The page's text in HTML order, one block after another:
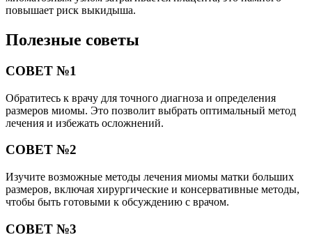
повышает риск выкидыша.
Полезные советы
СОВЕТ №1
Обратитесь к врачу для точного диагноза и определения
размеров миомы. Это позволит выбрать оптимальный метод
лечения и избежать осложнений.
СОВЕТ №2
Изучите возможные методы лечения миомы матки больших
размеров, включая хирургические и консервативные методы,
чтобы быть готовыми к обсуждению с врачом.
СОВЕТ №3